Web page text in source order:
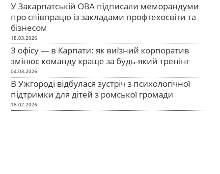
У Закарпатській ОВА підписали меморандуми
про співпрацю із закладами профтехосвіти та
бізнесом
18.03.2026
З офісу — в Карпати: як виїзний корпоратив
змінює команду краще за будь-який тренінг
04.03.2026
В Ужгороді відбулася зустріч з психологічної
підтримки для дітей з ромської громади
18.02.2026